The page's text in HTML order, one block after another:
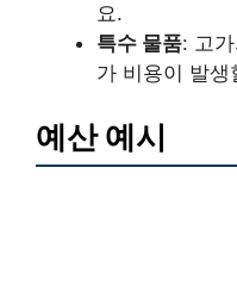
요.
특수 물품: 고
가 비용이 발생
예산 예시